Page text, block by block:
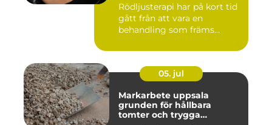
Rödljusterapi har på kort tid
gått från att vara en
behandling som främs...
05. jul
Markarbete uppsala
grunden för hållbara
tomter och trygga